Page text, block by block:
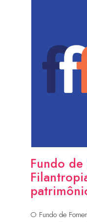
Fundo
O Fundo de